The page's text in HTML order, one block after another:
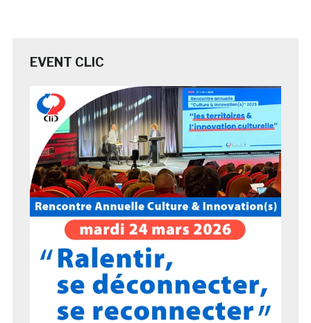
EVENT CLIC